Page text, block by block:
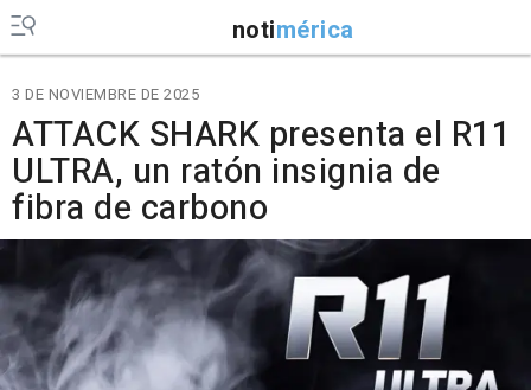
notimérica
3 DE NOVIEMBRE DE 2025
ATTACK SHARK presenta el R11
ULTRA, un ratón insignia de
fibra de carbono